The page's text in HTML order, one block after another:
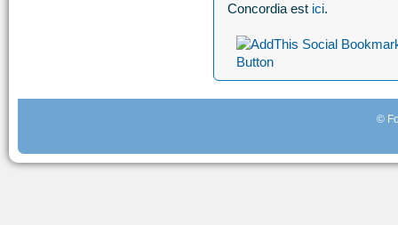
Concordia est ici.
©